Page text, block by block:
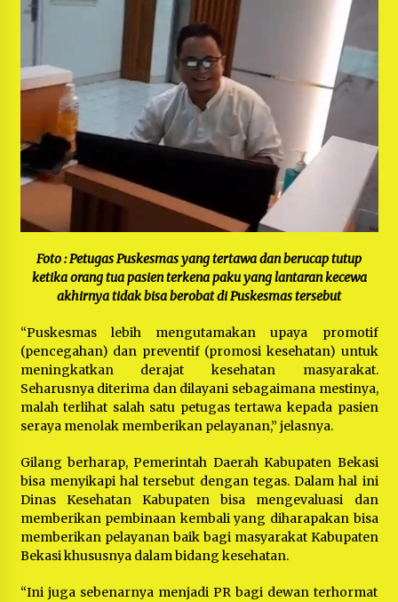
Foto : Petugas Puskesmas yang tertawa dan berucap tutup
ketika orang tua pasien terkena paku yang lantaran kecewa
akhirnya tidak bisa berobat di Puskesmas tersebut
“Puskesmas lebih mengutamakan upaya promotif
(pencegahan) dan preventif (promosi kesehatan) untuk
meningkatkan derajat kesehatan masyarakat.
Seharusnya diterima dan dilayani sebagaimana mestinya,
malah terlihat salah satu petugas tertawa kepada pasien
seraya menolak memberikan pelayanan,” jelasnya.
Gilang berharap, Pemerintah Daerah Kabupaten Bekasi
bisa menyikapi hal tersebut dengan tegas. Dalam hal ini
Dinas Kesehatan Kabupaten bisa mengevaluasi dan
memberikan pembinaan kembali yang diharapakan bisa
memberikan pelayanan baik bagi masyarakat Kabupaten
Bekasi khususnya dalam bidang kesehatan.
“Ini juga sebenarnya menjadi PR bagi dewan terhormat